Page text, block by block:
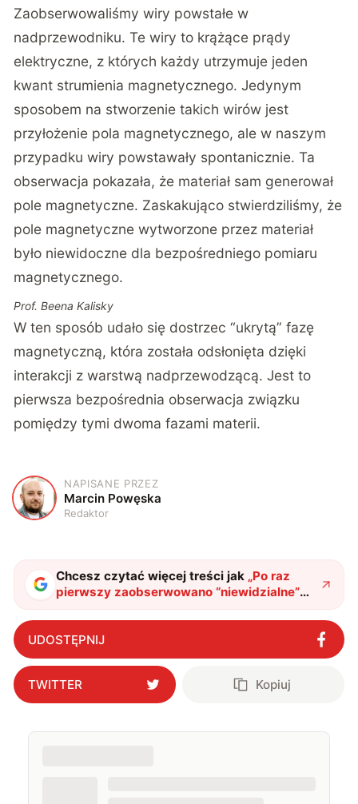
Zaobserwowaliśmy wiry powstałe w
nadprzewodniku. Te wiry to krążące prądy
elektryczne, z których każdy utrzymuje jeden
kwant strumienia magnetycznego. Jedynym
sposobem na stworzenie takich wirów jest
przyłożenie pola magnetycznego, ale w naszym
przypadku wiry powstawały spontanicznie. Ta
obserwacja pokazała, że materiał sam generował
pole magnetyczne. Zaskakująco stwierdziliśmy, że
pole magnetyczne wytworzone przez materiał
było niewidoczne dla bezpośredniego pomiaru
magnetycznego.
Prof. Beena Kalisky
W ten sposób udało się dostrzec “ukrytą” fazę
magnetyczną, która została odsłonięta dzięki
interakcji z warstwą nadprzewodzącą. Jest to
pierwsza bezpośrednia obserwacja związku
pomiędzy tymi dwoma fazami materii.
M
NAPISANE PRZEZ
Marcin Powęska
Redaktor
Chcesz czytać więcej treści jak „Po raz
pierwszy zaobserwowano “niewidzialne”
zjawisko. Nadprzewodniki
wysokotemperaturowe bez tajemnic?"?
UDOSTĘPNIJ
TWITTER Kopiuj